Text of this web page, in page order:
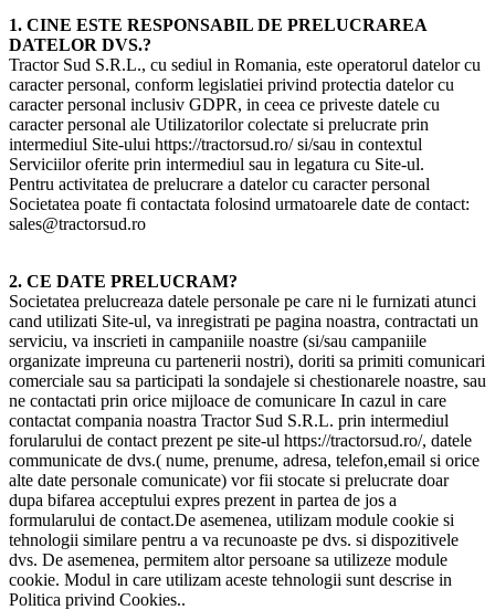
1. CINE ESTE RESPONSABIL DE PRELUCRAREA
DATELOR DVS.?
Tractor Sud S.R.L., cu sediul in Romania, este operatorul datelor cu
caracter personal, conform legislatiei privind protectia datelor cu
caracter personal inclusiv GDPR, in ceea ce priveste datele cu
caracter personal ale Utilizatorilor colectate si prelucrate prin
intermediul Site-ului https://tractorsud.ro/ si/sau in contextul
Serviciilor oferite prin intermediul sau in legatura cu Site-ul.
Pentru activitatea de prelucrare a datelor cu caracter personal
Societatea poate fi contactata folosind urmatoarele date de contact:
sales@tractorsud.ro
2. CE DATE PRELUCRAM?
Societatea prelucreaza datele personale pe care ni le furnizati atunci
cand utilizati Site-ul, va inregistrati pe pagina noastra, contractati un
serviciu, va inscrieti in campaniile noastre (si/sau campaniile
organizate impreuna cu partenerii nostri), doriti sa primiti comunicari
comerciale sau sa participati la sondajele si chestionarele noastre, sau
ne contactati prin orice mijloace de comunicare In cazul in care
contactat compania noastra Tractor Sud S.R.L. prin intermediul
forularului de contact prezent pe site-ul https://tractorsud.ro/, datele
communicate de dvs.( nume, prenume, adresa, telefon,email si orice
alte date personale comunicate) vor fii stocate si prelucrate doar
dupa bifarea acceptului expres prezent in partea de jos a
formularului de contact.De asemenea, utilizam module cookie si
tehnologii similare pentru a va recunoaste pe dvs. si dispozitivele
dvs. De asemenea, permitem altor persoane sa utilizeze module
cookie. Modul in care utilizam aceste tehnologii sunt descrise in
Politica privind Cookies..